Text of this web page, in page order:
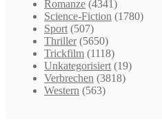
Romanze (4341)
Science-Fiction (1780)
Sport (507)
Thriller (5650)
Trickfilm (1118)
Unkategorisiert (19)
Verbrechen (3818)
Western (563)